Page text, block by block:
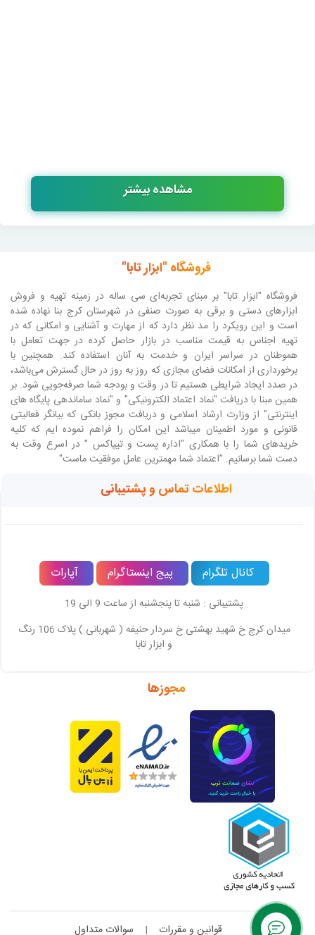
مشاهده بیشتر
فروشگاه "ابزار تابا"
فروشگاه "ابزار تابا"بر مبنای تجربه‌ای سی ساله در زمینه تهیه و فروش
ابزارهای دستی و برقی به صورت صنفی در شهرستان کرج بنا نهاده شده
است و این رویکرد را مد نظر دارد که از مهارت و آشنایی و امکانی که در
تهیه اجناس به قیمت مناسب در بازار حاصل کرده در جهت تعامل با
هموطنان در سراسر ایران و خدمت به آنان استفاده کند. همچنین با
برخورداری از امکانات فضای مجازی که روز به روز در حال گسترش می‌باشد،
در صدد ایجاد شرایطی هستیم تا در وقت و بودجه شما صرفه‌جویی شود. بر
همین مبنا با دریافت "نماد اعتماد الکترونیکی" و "نماد ساماندهی پایگاه های
اینترنتی" از وزارت ارشاد اسلامی و دریافت مجوز بانکی که بیانگر فعالیتی
قانونی و مورد اطمینان میباشد این امکان را فراهم نموده ایم که کلیه
خریدهای شما را با همکاری "اداره پست و تیپاکس " در اسرع وقت به
دست شما برسانیم. "اعتماد شما مهمترین عامل موفقیت ماست"
اطلاعات تماس و پشتیبانی
کانال تلگرام پیج اینستاگرام آپارات
پشتیبانی : شنبه تا پنجشنبه از ساعت 9 الی 19
میدان کرج خ شهید بهشتی خ سردار حنیفه ( شهربانی ) پلاک 106 رنگ
و ابزار تابا
مجوزها
قوانین و مقررات | سوالات متداول